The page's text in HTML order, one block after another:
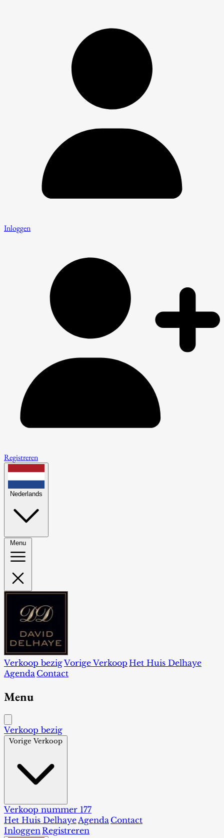
Inloggen
Registreren
Nederlands
Menu
Verkoop bezigVorige Verkoop Het Huis Delhaye
Agenda Contact
Menu
Verkoop bezig
Vorige Verkoop
Verkoop nummer 177
Het Huis DelhayeAgenda Contact
InloggenRegistreren